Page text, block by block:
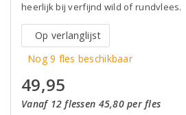
heerlijk bij verfijnd wild of rundvlees.
Op verlanglijst
Nog 9 fles beschikbaar
49,95
Vanaf 12 flessen 45,80 per fles